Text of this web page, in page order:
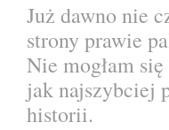
Już dawno nie
strony prawie
Nie mogłam
jak najszybciej
historii.